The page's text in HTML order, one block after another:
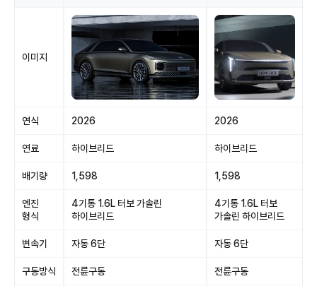
이미지
연식 2026 2026
연료 하이브리드 하이브리드
배기량 1,598 1,598
엔진
형식
4기통 1.6L 터보 가솔린
하이브리드
4기통 1.6L 터보
가솔린 하이브리드
변속기 자동 6단 자동 6단
구동방식 전륜구동 전륜구동